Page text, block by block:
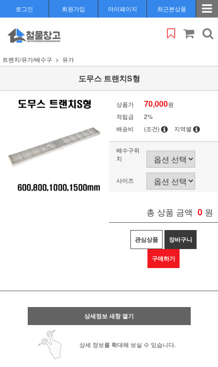
로그인 회원가입 마이페이지 최근본상품
트렌치/유가/배수구 유가
도무스 트랜치S형
상품가 70,000원
적립금
2%
배송비
(조건) 지역별
배수구위
치
사이즈
총 상품 금액 0 원
관심상품 장바구니
구매하기
상세정보 새창 열기
상세 정보를 확대해 보실 수 있습니다.